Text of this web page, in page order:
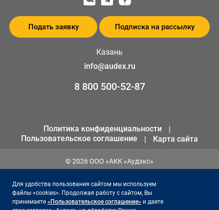
Подать заявку Подписка на рассылку
Казань
info@audex.ru
8 800 500-52-87
Политика конфиденциальности
Пользовательское соглашение
Карта сайта
© 2026 ООО «АКК «Аудэкс»
ИНН 1655301258
ОГРН 1141690066561
Для удобства пользования сайтом мы используем
файлы «cookies». Продолжая работу с сайтом, Вы
принимаете «Пользовательское соглашение» и даете